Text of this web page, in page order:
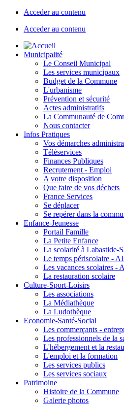
Acceder au contenu
Acceder au contenu
Municipalité
Le Conseil Municipal
Les services municipaux
Budget de la Commune
L'urbanisme
Prévention et sécurité
Actes administratifs
La Communauté de
Nous contacter
Infos Pratiques
Vos démarches
Téléservices
Finances Publiques
Recrutement - Emploi
A votre disposition
Que faire de vos déchets
France Services
Se déplacer
Se repérer dans la
Enfance-Jeunesse
Portail Famille
La Petite Enfance
La scolarité à Labastide-
Le temps périscolaire -
Les vacances scolaires -
La restauration scolaire
Culture-Sport-Loisirs
Les associations
La Médiathèque
La Ludothèque
Economie-Santé-Social
Les commerçants -
Les professionnels de la
L'hébergement et la
L'emploi et la formation
Les services publics
Les services sociaux
Patrimoine
Histoire de la Commune
Galerie photos